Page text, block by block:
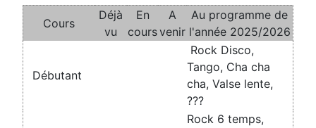
Cours
Déjà
vu
En
cours
A
venir
Au programme de
l'année 2025/2026
Débutant
Rock Disco,
Tango, Cha cha
cha, Valse lente,
???
Rock 6 temps,